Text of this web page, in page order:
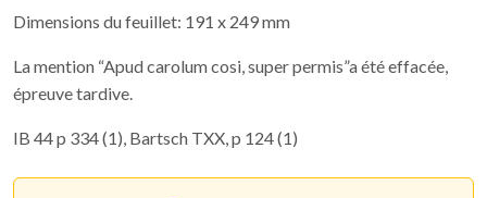
Dimensions du feuillet: 191 x 249 mm
La mention “Apud carolum cosi, super permis”a été effacée,
épreuve tardive.
IB 44 p 334 (1), Bartsch TXX, p 124 (1)